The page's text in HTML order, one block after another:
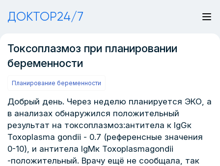
ДОКТОР24/7
Токсоплазмоз при планировании
беременности
Планирование беременности
Добрый день. Через неделю планируется ЭКО, а
в анализах обнаружился положительный
результат на токсоплазмоз:антитела к IgGк
Toxoplasma gondii - 0.7 (референсные значения
0-10), и антитела IgMк Toxoplasmagondii
-положительный. Врачу ещё не сообщала, так